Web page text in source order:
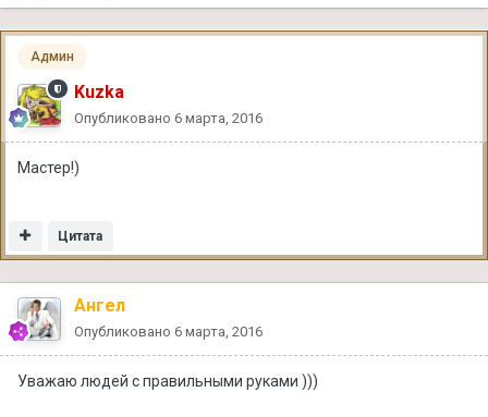
Админ
Kuzka
Опубликовано 6 марта, 2016
Мастер!)
Цитата
Ангел
Опубликовано 6 марта, 2016
Уважаю людей с правильными руками )))